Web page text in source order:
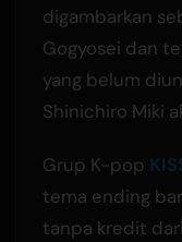
digambarkan
Gogyosei dan
yang belum
Shinichiro Miki
Grup K-pop
tema ending
tanpa kredit